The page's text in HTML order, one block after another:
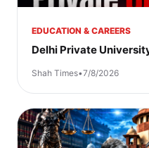
EDUCATION & CAREERS
Delhi Private University
Shah Times•7/8/2026